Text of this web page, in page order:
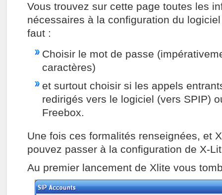
Vous trouvez sur cette page toutes les
nécessaires à la configuration du
faut :
Choisir le mot de passe
caractères)
et surtout choisir si les appels
redirigés vers le logiciel (vers SPIP)
Freebox.
Une fois ces formalités renseignées, et
pouvez passer à la configuration de X-
Au premier lancement de Xlite vous